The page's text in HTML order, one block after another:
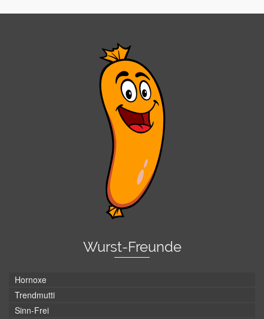
Wurst-Freunde
Hornoxe
Trendmutti
Sinn-Frei